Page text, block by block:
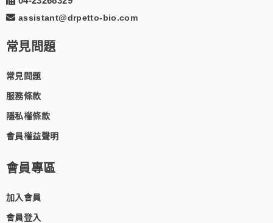
assistant@drpetto-bio.com
常見問題
常見問題
服務條款
隱私權條款
會員權益聲明
會員專區
加入會員
會員登入